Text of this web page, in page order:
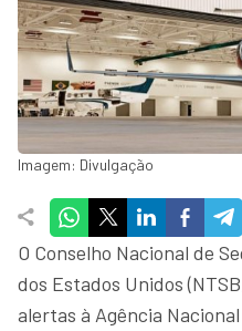
Imagem: Divulgação
O Conselho Nacional de
dos Estados Unidos
alertas à Agência